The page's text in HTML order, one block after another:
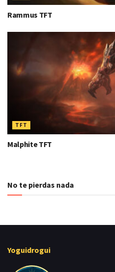
Rammus TFT
TFT
Malphite TFT
No te pierdas nada
Yoguidrogui